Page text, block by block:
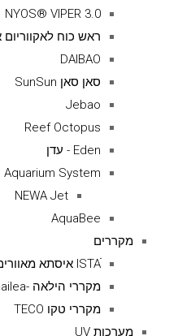
NYOS® VIPER 3.0
ראש כוח לאקווריום
DAIBAO
סאן סאן SunSun
Jebao
Reef Octopus
Eden - עדן
Aquarium System
NEWA Jet
AquaBee
מקררים
ISTAׁׂ איסתא מאוורים
מקררי הילאה -hailea
מקררי טקו TECO
מערכות UV